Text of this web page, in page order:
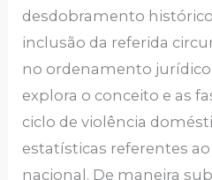
desdobramento
inclusão da referida
no ordenamento jurídico
explora o conceito e as
ciclo de violência
estatísticas referentes
nacional. De maneira